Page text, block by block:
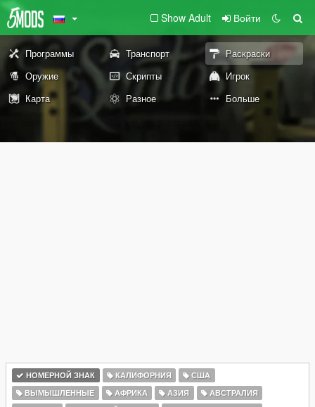
Show Adult Войти
Программы Транспорт
Раскраски
Оружие
Скрипты
Игрок
Карта
Разное Больше
НОМЕРНОЙ ЗНАК КАЛИФОРНИЯ
США
ВЫМЫШЛЕННЫЕ
АФРИКА АЗИЯ
АВСТРАЛИЯ